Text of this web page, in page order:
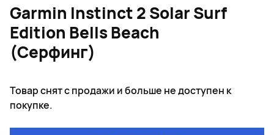
Garmin Instinct 2 Solar Surf
Edition Bells Beach
(Серфинг)
Товар снят с продажи и больше не доступен к
покупке.